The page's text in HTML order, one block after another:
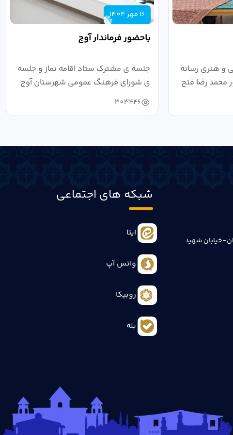
و هنری رسانه
محمد رضا فتح
16 مهر 1404
باحضور فرماندار آوج
جلسه ی مشترک ستاد اقامه نماز و جلسه
ی شورای فرهنگ عمومی شهرستان آوج
به ریاست...
303446
خیابان شهید
شبکه های اجتماعی
ایتا
واتس آپ
روبیکا
بله